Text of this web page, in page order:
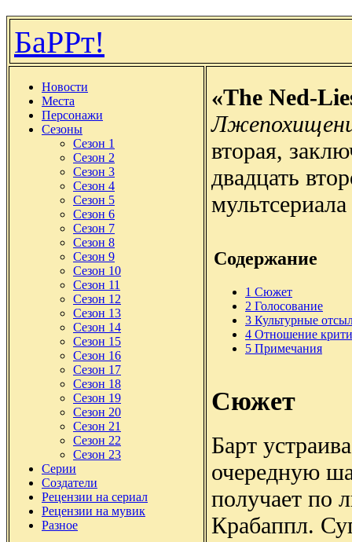
БаРРт!
Новости
Места
Персонажи
Сезоны
Сезон 1
Сезон 2
Сезон 3
Сезон 4
Сезон 5
Сезон 6
Сезон 7
Сезон 8
Сезон 9
Сезон 10
Сезон 11
Сезон 12
Сезон 13
Сезон 14
Сезон 15
Сезон 16
Сезон 17
Сезон 18
Сезон 19
Сезон 20
Сезон 21
Сезон 22
Сезон 23
Серии
Создатели
Рецензии на сериал
Рецензии на мувик
Разное
«The Ned-
вторая,
двадцать
Содержание
1 Сюжет
2 Голосование
3 Культурные
4 Отношение
5 Примечания
Сюжет
Барт
очередную
получает по
Крабаппл.